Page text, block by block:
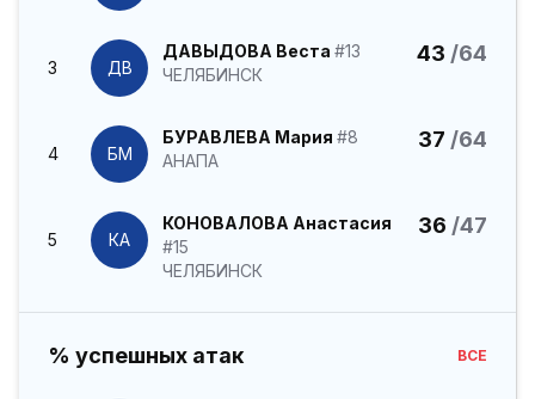
3 ДВ
ДАВЫДОВА Веста #13
ЧЕЛЯБИНСК
43 /64
4 БМ
БУРАВЛЕВА Мария #8
АНАПА
37 /64
5 КА
КОНОВАЛОВА Анастасия
#15
ЧЕЛЯБИНСК
36 /47
% успешных атак ВСЕ